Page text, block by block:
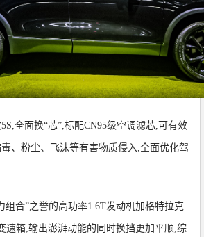
全面换“芯”,标配CN95级空调滤芯,可有效
、粉尘、飞沫等有害物质侵入,全面优化驾
组合”之誉的高功率1.6T发动机加格特拉克
速箱,输出澎湃动能的同时换挡更加平顺,综